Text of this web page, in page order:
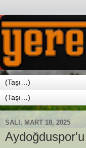
SALI, MART 18, 2025
Aydoğduspor'u